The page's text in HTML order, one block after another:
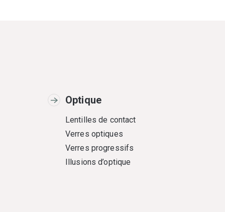
Optique
Lentilles de contact
Verres optiques
Verres progressifs
Illusions d’optique